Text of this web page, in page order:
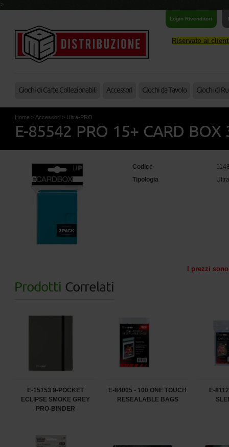
>
Login Rivenditori
Riservato ai
Giochi di Carte Collezionabili Accessori Giochi da Tavolo Giochi di
Home > Accessori > Ultra-PRO
E-85542 PRO 15+ CARD BOX
Codice
Tipologia
I prezzi
Prodotti Correlati
E-15153 9-POCKET
ECLIPSE SMOKE GREY
PRO-BINDER
E-84005 - 100 ONE TOUCH
RESEALABLE BAGS
E-